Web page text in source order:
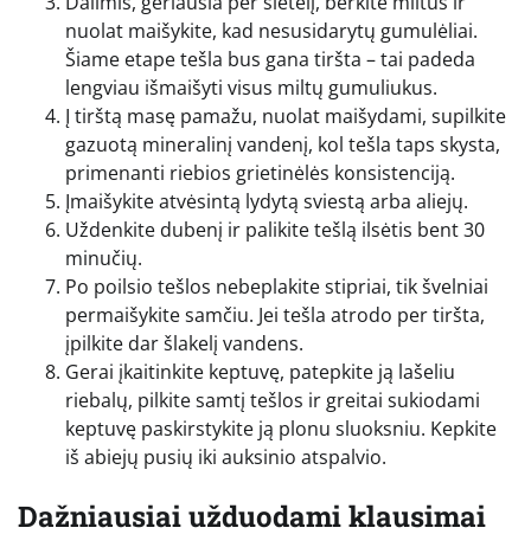
nuolat maišykite, kad nesusidarytų gumulėliai.
Šiame etape tešla bus gana tiršta – tai padeda
lengviau išmaišyti visus miltų gumuliukus.
Į tirštą masę pamažu, nuolat maišydami, supilkite
gazuotą mineralinį vandenį, kol tešla taps skysta,
primenanti riebios grietinėlės konsistenciją.
Įmaišykite atvėsintą lydytą sviestą arba aliejų.
Uždenkite dubenį ir palikite tešlą ilsėtis bent 30
minučių.
Po poilsio tešlos nebeplakite stipriai, tik švelniai
permaišykite samčiu. Jei tešla atrodo per tiršta,
įpilkite dar šlakelį vandens.
Gerai įkaitinkite keptuvę, patepkite ją lašeliu
riebalų, pilkite samtį tešlos ir greitai sukiodami
keptuvę paskirstykite ją plonu sluoksniu. Kepkite
iš abiejų pusių iki auksinio atspalvio.
Dažniausiai užduodami klausimai